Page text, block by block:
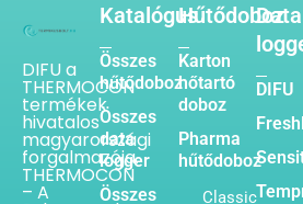
DIFU a
THERMOCON
termékek
hivatalos
magyarországi
forgalmazója.
THERMOCON
– A
Katalógus
Összes
hűtődoboz
Összes
data
logger
Összes
Hűtődoboz
Karton
hőtartó
doboz
Pharma
hűtődoboz
Classic
Data
DIFU